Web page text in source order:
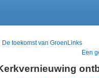
De toekomst van GroenLinks
Een